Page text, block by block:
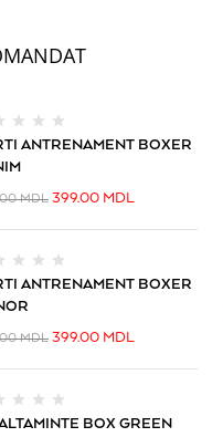
ANTRENAMENT BOXER
MDL 399.00 MDL
ANTRENAMENT BOXER
MDL 399.00 MDL
BOX GREEN